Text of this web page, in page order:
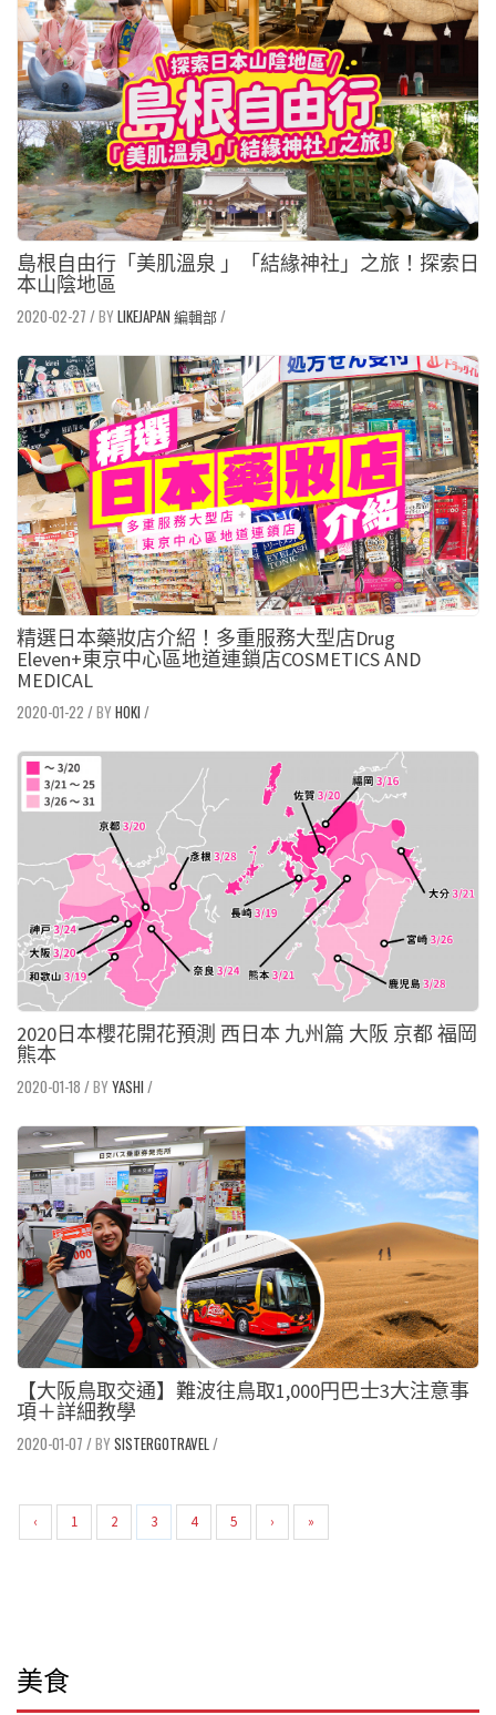
島根自由行「美肌溫泉 」「結緣神社」之旅！探索日
本山陰地區
2020-02-27 / LIKEJAPAN 編輯部/
精選日本藥妝店介紹！多重服務大型店Drug
Eleven+東京中心區地道連鎖店COSMETICS AND
MEDICAL
2020-01-22 / HOKI /
2020日本櫻花開花預測 西日本 九州篇 大阪 京都 福岡
熊本
2020-01-18 / YASHI /
【大阪鳥取交通】難波往鳥取1,000円巴士3大注意事
項＋詳細教學
2020-01-07 / SISTERGOTRAVEL/
‹ 1 2 3 4 5 › »
美食